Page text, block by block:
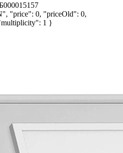
"price": 0, "priceOld": 0,
1 }